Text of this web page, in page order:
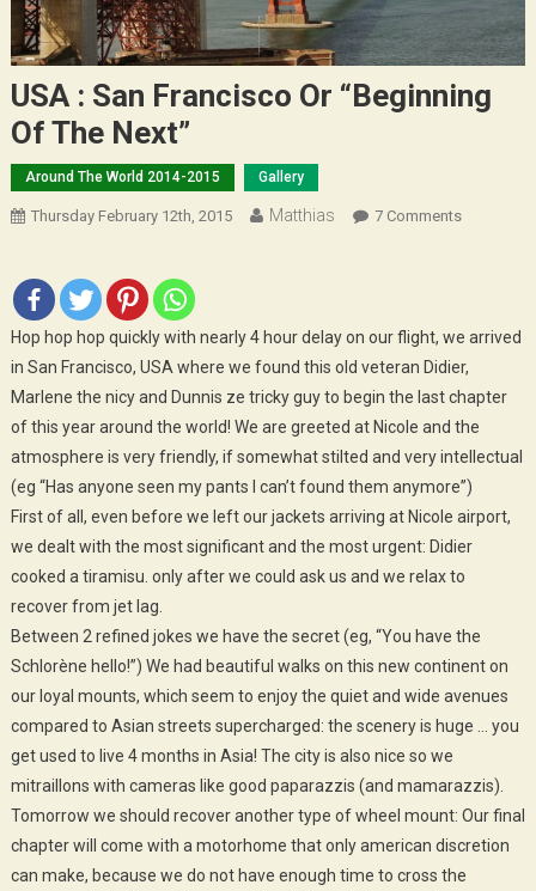
USA : San Francisco Or “beginning
Of The Next”
Around The World 2014-2015 Gallery
Thursday February 12th, 2015 Matthias 7 CommentsOn
“beginning
Of
The
Next”
Hop hop hop quickly with nearly 4 hour delay on our flight, we arrived
in San Francisco, USA where we found this old veteran Didier,
Marlene the nicy and Dunnis ze tricky guy to begin the last chapter
of this year around the world! We are greeted at Nicole and the
atmosphere is very friendly, if somewhat stilted and very intellectual
(eg “Has anyone seen my pants I can’t found them anymore”)
First of all, even before we left our jackets arriving at Nicole airport,
we dealt with the most significant and the most urgent: Didier
cooked a tiramisu. only after we could ask us and we relax to
recover from jet lag.
Between 2 refined jokes we have the secret (eg, “You have the
Schlorène hello!”) We had beautiful walks on this new continent on
our loyal mounts, which seem to enjoy the quiet and wide avenues
compared to Asian streets supercharged: the scenery is huge … you
get used to live 4 months in Asia! The city is also nice so we
mitraillons with cameras like good paparazzis (and mamarazzis).
Tomorrow we should recover another type of wheel mount: Our final
chapter will come with a motorhome that only american discretion
can make, because we do not have enough time to cross the